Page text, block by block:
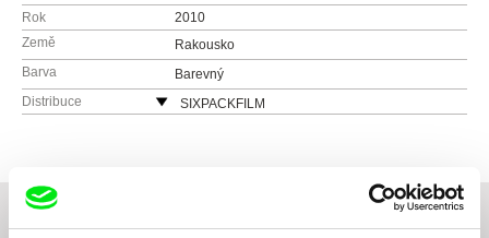
Rok
2010
Země
Rakousko
Barva
Barevný
Distribuce
SIXPACKFILM
tel: 00 43 1 526 09 90